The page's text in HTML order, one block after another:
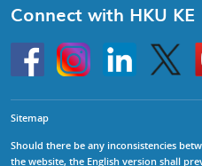
Connect with HKU KE
HKU
InstagramLinkedin Twitter
Sitemap
Should there be any inconsistencies
the website, the English version shall